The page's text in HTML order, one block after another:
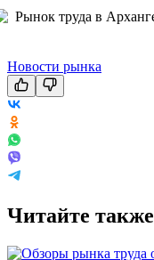
Новости рынка
Читайте также